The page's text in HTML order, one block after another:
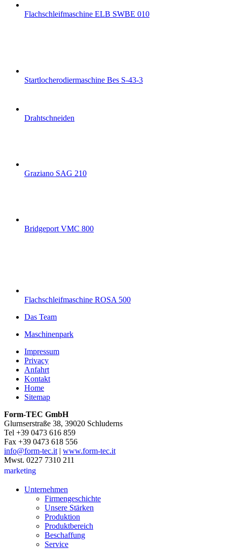
Flachschleifmaschine ELB SWBE 010
Startlocherodiermaschine Bes S-43-3
Drahtschneiden
Graziano SAG 210
Bridgeport VMC 800
Flachschleifmaschine ROSA 500
Das Team
Maschinenpark
Impressum
Privacy
Anfahrt
Kontakt
Home
Sitemap
Form-TEC GmbH
Glurnserstraße 38, 39020 Schluderns
Tel +39 0473 616 859
Fax +39 0473 618 556
info@form-tec.it| www.form-tec.it
Mwst. 0227 7310 211
marketing
Unternehmen
Firmengeschichte
Unsere Stärken
Produktion
Produktbereich
Beschaffung
Service